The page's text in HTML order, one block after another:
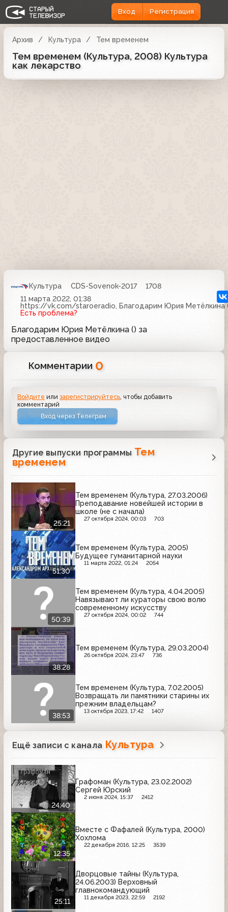
Вход Регистрация
Архив Культура Тем временем
Тем временем (Культура, 2008) Культура
как лекарство
Культура CDS-Sovenok-2017
1708
11 марта 2022, 01:38
https://vk.com/staroeradio, Благодарим Юрия Метёлкина
Есть проблема?
Благодарим Юрия Метёлкина () за
предоставленное видео
Комментарии 0
Войдите илизарегистрируйтесь , чтобы добавить
комментарий
Вход через Телеграм
Другие выпуски программы Тем
временем
25:21
Тем временем (Культура, 27.03.2006)
Преподавание новейшей истории в
школе (не с начала)
27 октября 2024, 00:03 703
51:30
Тем временем (Культура, 2005)
Будущее гуманитарной науки
11 марта 2022, 01:24 2054
50:39
Тем временем (Культура, 4.04.2005)
Навязывают ли кураторы свою волю
современному искусству
27 октября 2024, 00:02 744
38:28
Тем временем (Культура, 29.03.2004)
26 октября 2024, 23:47 736
38:53
Тем временем (Культура, 7.02.2005)
Возвращать ли памятники старины их
прежним владельцам?
13 октября 2023, 17:42 1407
Ещё записи с канала Культура
24:40
Графоман (Культура, 23.02.2002)
Сергей Юрский
2 июня 2024, 15:37 2412
12:35
Вместе с Фафалей (Культура, 2000)
Хохлома
22 декабря 2016, 12:25 3539
25:11
Дворцовые тайны (Культура,
24.06.2003) Верховный
главнокомандующий
11 декабря 2023, 22:59 2192